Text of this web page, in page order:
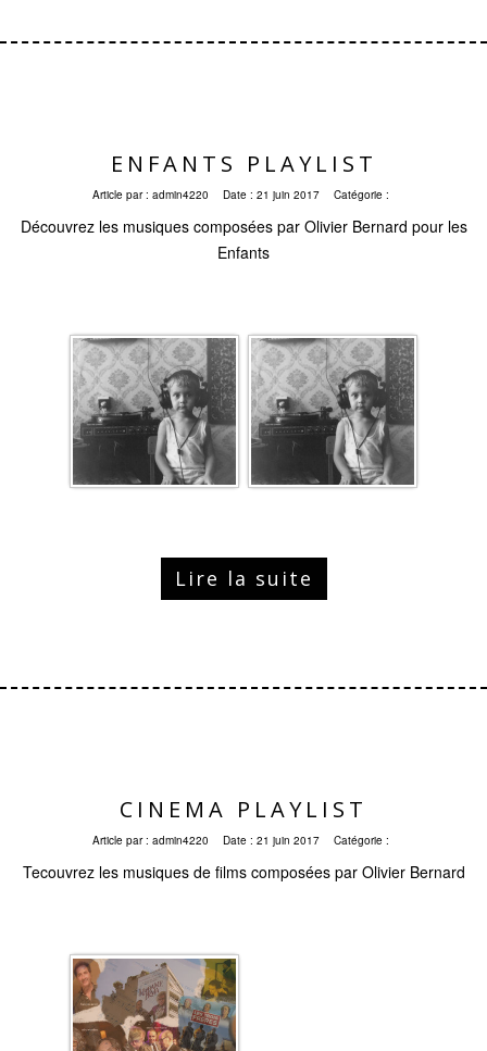
ENFANTS PLAYLIST
Article par : admin4220 Date : 21 juin 2017 Catégorie :
Découvrez les musiques composées par Olivier Bernard pour les
Enfants
Lire la suite
CINEMA PLAYLIST
Article par : admin4220 Date : 21 juin 2017 Catégorie :
Tecouvrez les musiques de films composées par Olivier Bernard